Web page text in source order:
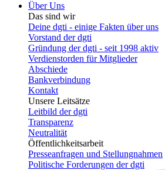
Über Uns
Das sind wir
Deine dgti - einige Fakten über uns
Vorstand der dgti
Gründung der dgti - seit 1998 aktiv
Verdienstorden für Mitglieder
Abschiede
Bankverbindung
Kontakt
Unsere Leitsätze
Leitbild der dgti
Transparenz
Neutralität
Öffentlichkeitsarbeit
Presseanfragen und Stellungnahmen
Politische Forderungen der dgti